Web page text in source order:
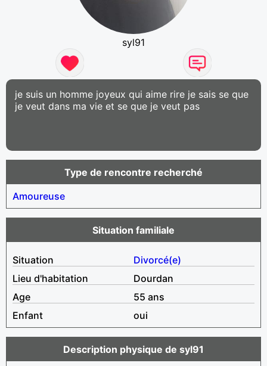
syl91
je suis un homme joyeux qui aime rire je sais se que
je veut dans ma vie et se que je veut pas
Type de rencontre recherché
Amoureuse
Situation familiale
Situation
Divorcé(e)
Lieu d'habitation
Dourdan
Age
55 ans
Enfant
oui
Description physique de syl91